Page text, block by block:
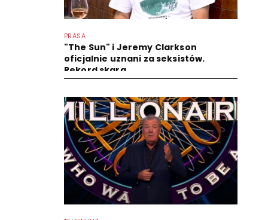
PRASA
"The Sun" i Jeremy Clarkson
oficjalnie uznani za seksistów.
Rekord skarg